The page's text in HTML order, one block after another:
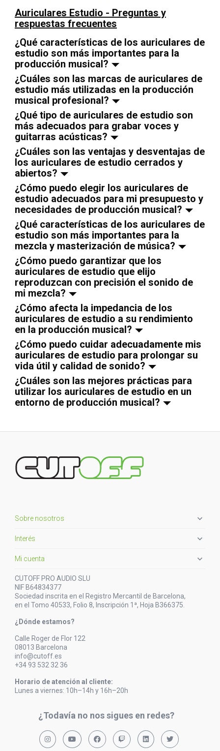
Auriculares Estudio - Preguntas y
respuestas frecuentes
¿Qué características de los auriculares de
estudio son más importantes para la
producción musical?
¿Cuáles son las marcas de auriculares de
estudio más utilizadas en la producción
musical profesional?
¿Qué tipo de auriculares de estudio son
más adecuados para grabar voces y
guitarras acústicas?
¿Cuáles son las ventajas y desventajas de
los auriculares de estudio cerrados y
abiertos?
¿Cómo puedo elegir los auriculares de
estudio adecuados para mi presupuesto y
necesidades de producción musical?
¿Qué características de los auriculares de
estudio son más importantes para la
mezcla y masterización de música?
¿Cómo puedo garantizar que los
auriculares de estudio que elijo
reproduzcan con precisión el sonido de
mi mezcla?
¿Cómo afecta la impedancia de los
auriculares de estudio a su rendimiento
en la producción musical?
¿Cómo puedo cuidar adecuadamente mis
auriculares de estudio para prolongar su
vida útil y calidad de sonido?
¿Cuáles son las mejores prácticas para
utilizar los auriculares de estudio en un
entorno de producción musical?
Sobre nosotros 
Interés 
Mi cuenta 
CUTOFF PRO AUDIO SLU
NIF B64834377
Sociedad inscrita en el Registro Mercantil de Barcelona,
en el Tomo 40533, Folio 8, Inscripción 1ª, Hoja B366375.
¿Dónde estamos?
Calle Roger de Flor 122
08013 Barcelona
info@cutoff.es
+34 93 532 32 36
Horario de atención al cliente:
Lunes a viernes: 10h–14h y 16h–20h
¿Todavía no nos sigues en redes?